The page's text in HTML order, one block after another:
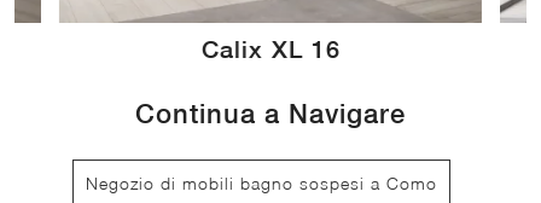
Calix XL 16
Continua a Navigare
Negozio di mobili bagno sospesi a Como